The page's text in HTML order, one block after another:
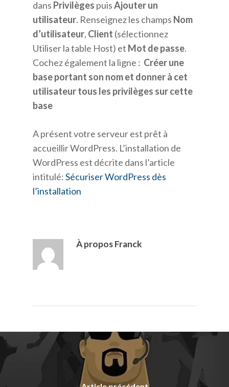
dans Privilèges puisAjouter un
utilisateur. Renseignez les champs Nom
d’utilisateur, Client (sélectionnez
Utiliser la table Host) et Mot de passe.
Cochez également la ligne : Créer une
base portant son nom et donner à cet
utilisateur tous les privilèges sur cette
base
A présent votre serveur est prêt à
accueillir WordPress. L’installation de
WordPress est décrite dans l’article
intitulé:Sécuriser WordPress dès
l’installation
À proposFranck